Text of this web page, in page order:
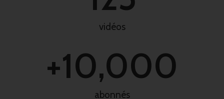
vidéos
abonnés
+10,000